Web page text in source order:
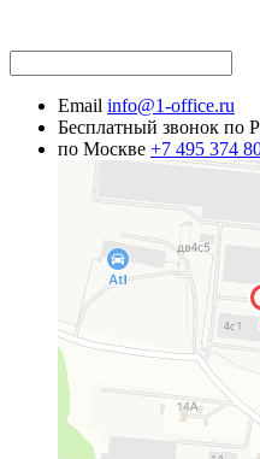
Email info@1-office.ru
Бесплатный звонок по
по Москве +7 495 374